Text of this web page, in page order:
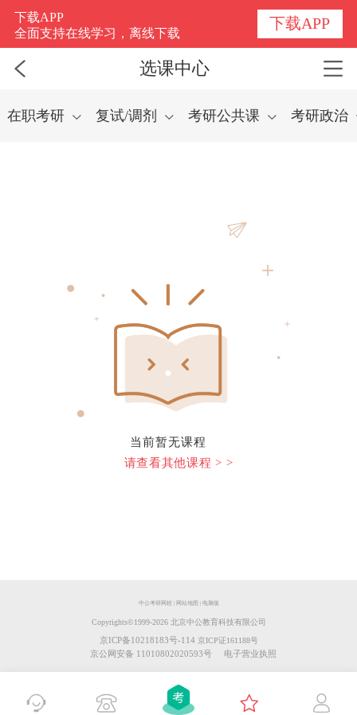
在职考研 复试/调剂 考研公共课 考研政治
当前暂无课程
请查看其他课程 > >
下载APP
全面支持在线学习，离线下载
下载APP
选课中心
中公考研网校| 网站地图 | 电脑版
Copyrights©️1999-2026北京中公教育科技有限公司
京ICP备10218183号-114 京ICP证161188号
京公网安备 11010802020593号 电子营业执照